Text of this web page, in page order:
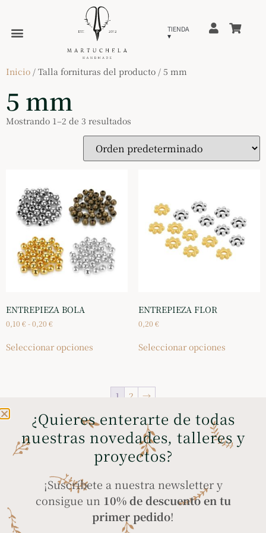
Inicio / Talla fornituras del producto / 5 mm
5 mm
Mostrando 1–2 de 3 resultados
ENTREPIEZA BOLA
0,10 € -0,20 €
Seleccionar opciones
ENTREPIEZA FLOR
0,20 €
Seleccionar opciones
1 2 →
ENVÍOS GRATIS A
PENÍNSULA Y BALEARES
en compras superiores
COMPRA SEGURA
a través de tarjeta
PayPal
¿Quieres enterarte de todas
nuestras novedades, talleres y
proyectos?
¡Suscríbete a nuestra newsletter y
consigue un 10% de descuento en tu
primer pedido!